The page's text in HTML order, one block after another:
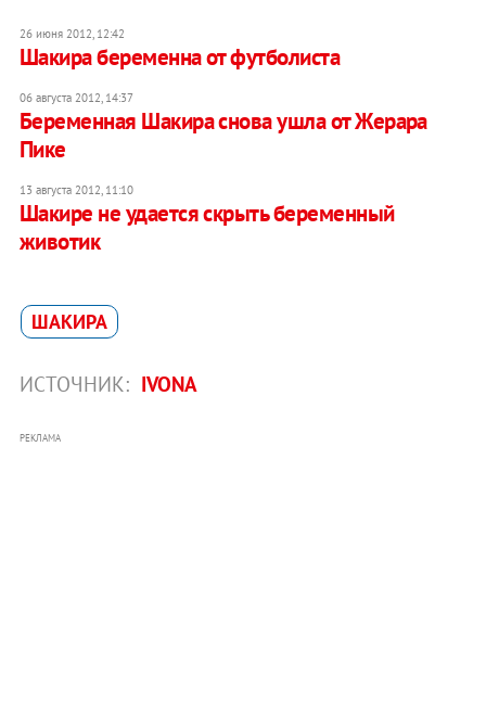
26 июня 2012, 12:42
Шакира беременна от футболиста
06 августа 2012, 14:37
Беременная Шакира снова ушла от Жерара
Пике
13 августа 2012, 11:10
Шакире не удается скрыть беременный
животик
ШАКИРА
ИСТОЧНИК: IVONA
РЕКЛАМА